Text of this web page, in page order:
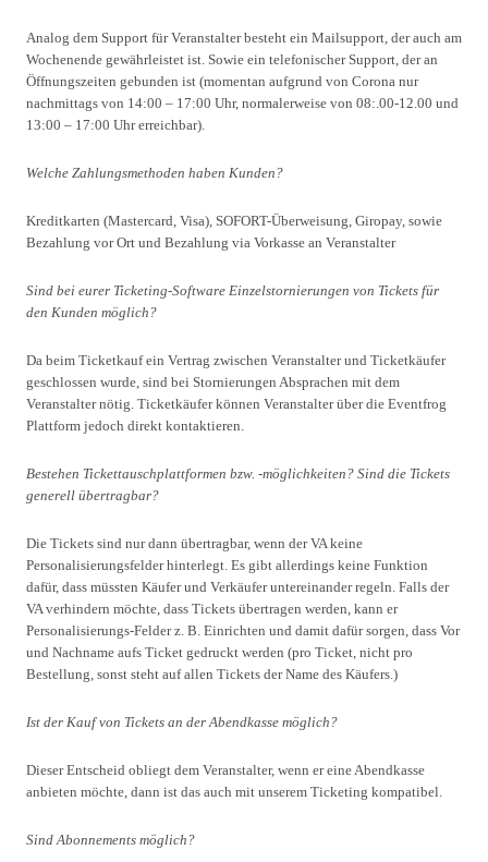
Analog dem Support für Veranstalter besteht ein Mailsupport, der auch am
Wochenende gewährleistet ist. Sowie ein telefonischer Support, der an
Öffnungszeiten gebunden ist (momentan aufgrund von Corona nur
nachmittags von 14:00 – 17:00 Uhr, normalerweise von 08:.00-12.00 und
13:00 – 17:00 Uhr erreichbar).
Welche Zahlungsmethoden haben Kunden?
Kreditkarten (Mastercard, Visa), SOFORT-Überweisung, Giropay, sowie
Bezahlung vor Ort und Bezahlung via Vorkasse an Veranstalter
Sind bei eurer Ticketing-Software Einzelstornierungen von Tickets für
den Kunden möglich?
Da beim Ticketkauf ein Vertrag zwischen Veranstalter und Ticketkäufer
geschlossen wurde, sind bei Stornierungen Absprachen mit dem
Veranstalter nötig. Ticketkäufer können Veranstalter über die Eventfrog
Plattform jedoch direkt kontaktieren.
Bestehen Tickettauschplattformen bzw. -möglichkeiten? Sind die Tickets
generell übertragbar?
Die Tickets sind nur dann übertragbar, wenn der VA keine
Personalisierungsfelder hinterlegt. Es gibt allerdings keine Funktion
dafür, dass müssten Käufer und Verkäufer untereinander regeln. Falls der
VA verhindern möchte, dass Tickets übertragen werden, kann er
Personalisierungs-Felder z. B. Einrichten und damit dafür sorgen, dass Vor
und Nachname aufs Ticket gedruckt werden (pro Ticket, nicht pro
Bestellung, sonst steht auf allen Tickets der Name des Käufers.)
Ist der Kauf von Tickets an der Abendkasse möglich?
Dieser Entscheid obliegt dem Veranstalter, wenn er eine Abendkasse
anbieten möchte, dann ist das auch mit unserem Ticketing kompatibel.
Sind Abonnements möglich?